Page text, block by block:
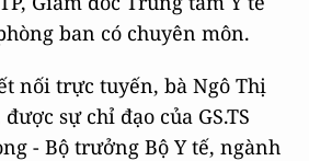
ban có chuyên môn.
nối trực tuyến, bà Ngô Thị
sự chỉ đạo của GS.TS
- Bộ trưởng Bộ Y tế, ngành